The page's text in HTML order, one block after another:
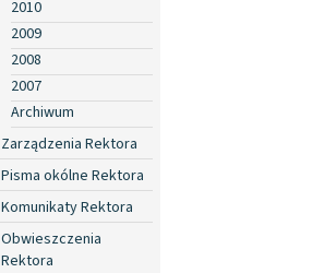
2010
2009
2008
2007
Archiwum
Zarządzenia Rektora
Pisma okólne Rektora
Komunikaty Rektora
Obwieszczenia
Rektora